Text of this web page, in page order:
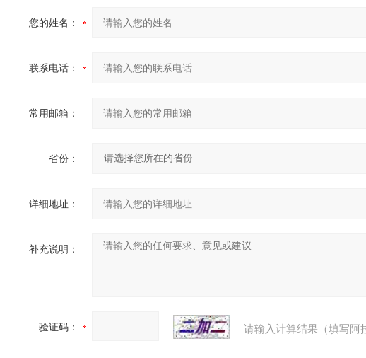
您的姓名：
联系电话：
常用邮箱：
省份：
详细地址：
补充说明：
验证码： 请输入计算结果（填写阿